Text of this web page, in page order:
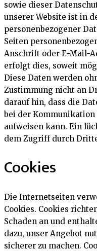
sowie dieser
unserer Website ist in
personenbezogener
Seiten
Anschrift oder E-Mail-
erfolgt dies, soweit
Diese Daten werden
Zustimmung nicht an
darauf hin, dass die
bei der
aufweisen kann. Ein
dem Zugriff durch
Cookies
Die Internetseiten
Cookies. Cookies
Schaden an und
dazu, unser Angebot
sicherer zu machen.